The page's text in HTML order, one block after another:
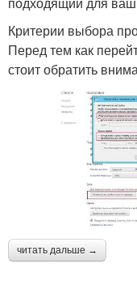
Критерии выбора
Перед тем как
стоит обратить
читать дальше →